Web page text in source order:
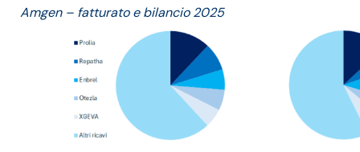
Amgen – fatturato e bilancio 2025